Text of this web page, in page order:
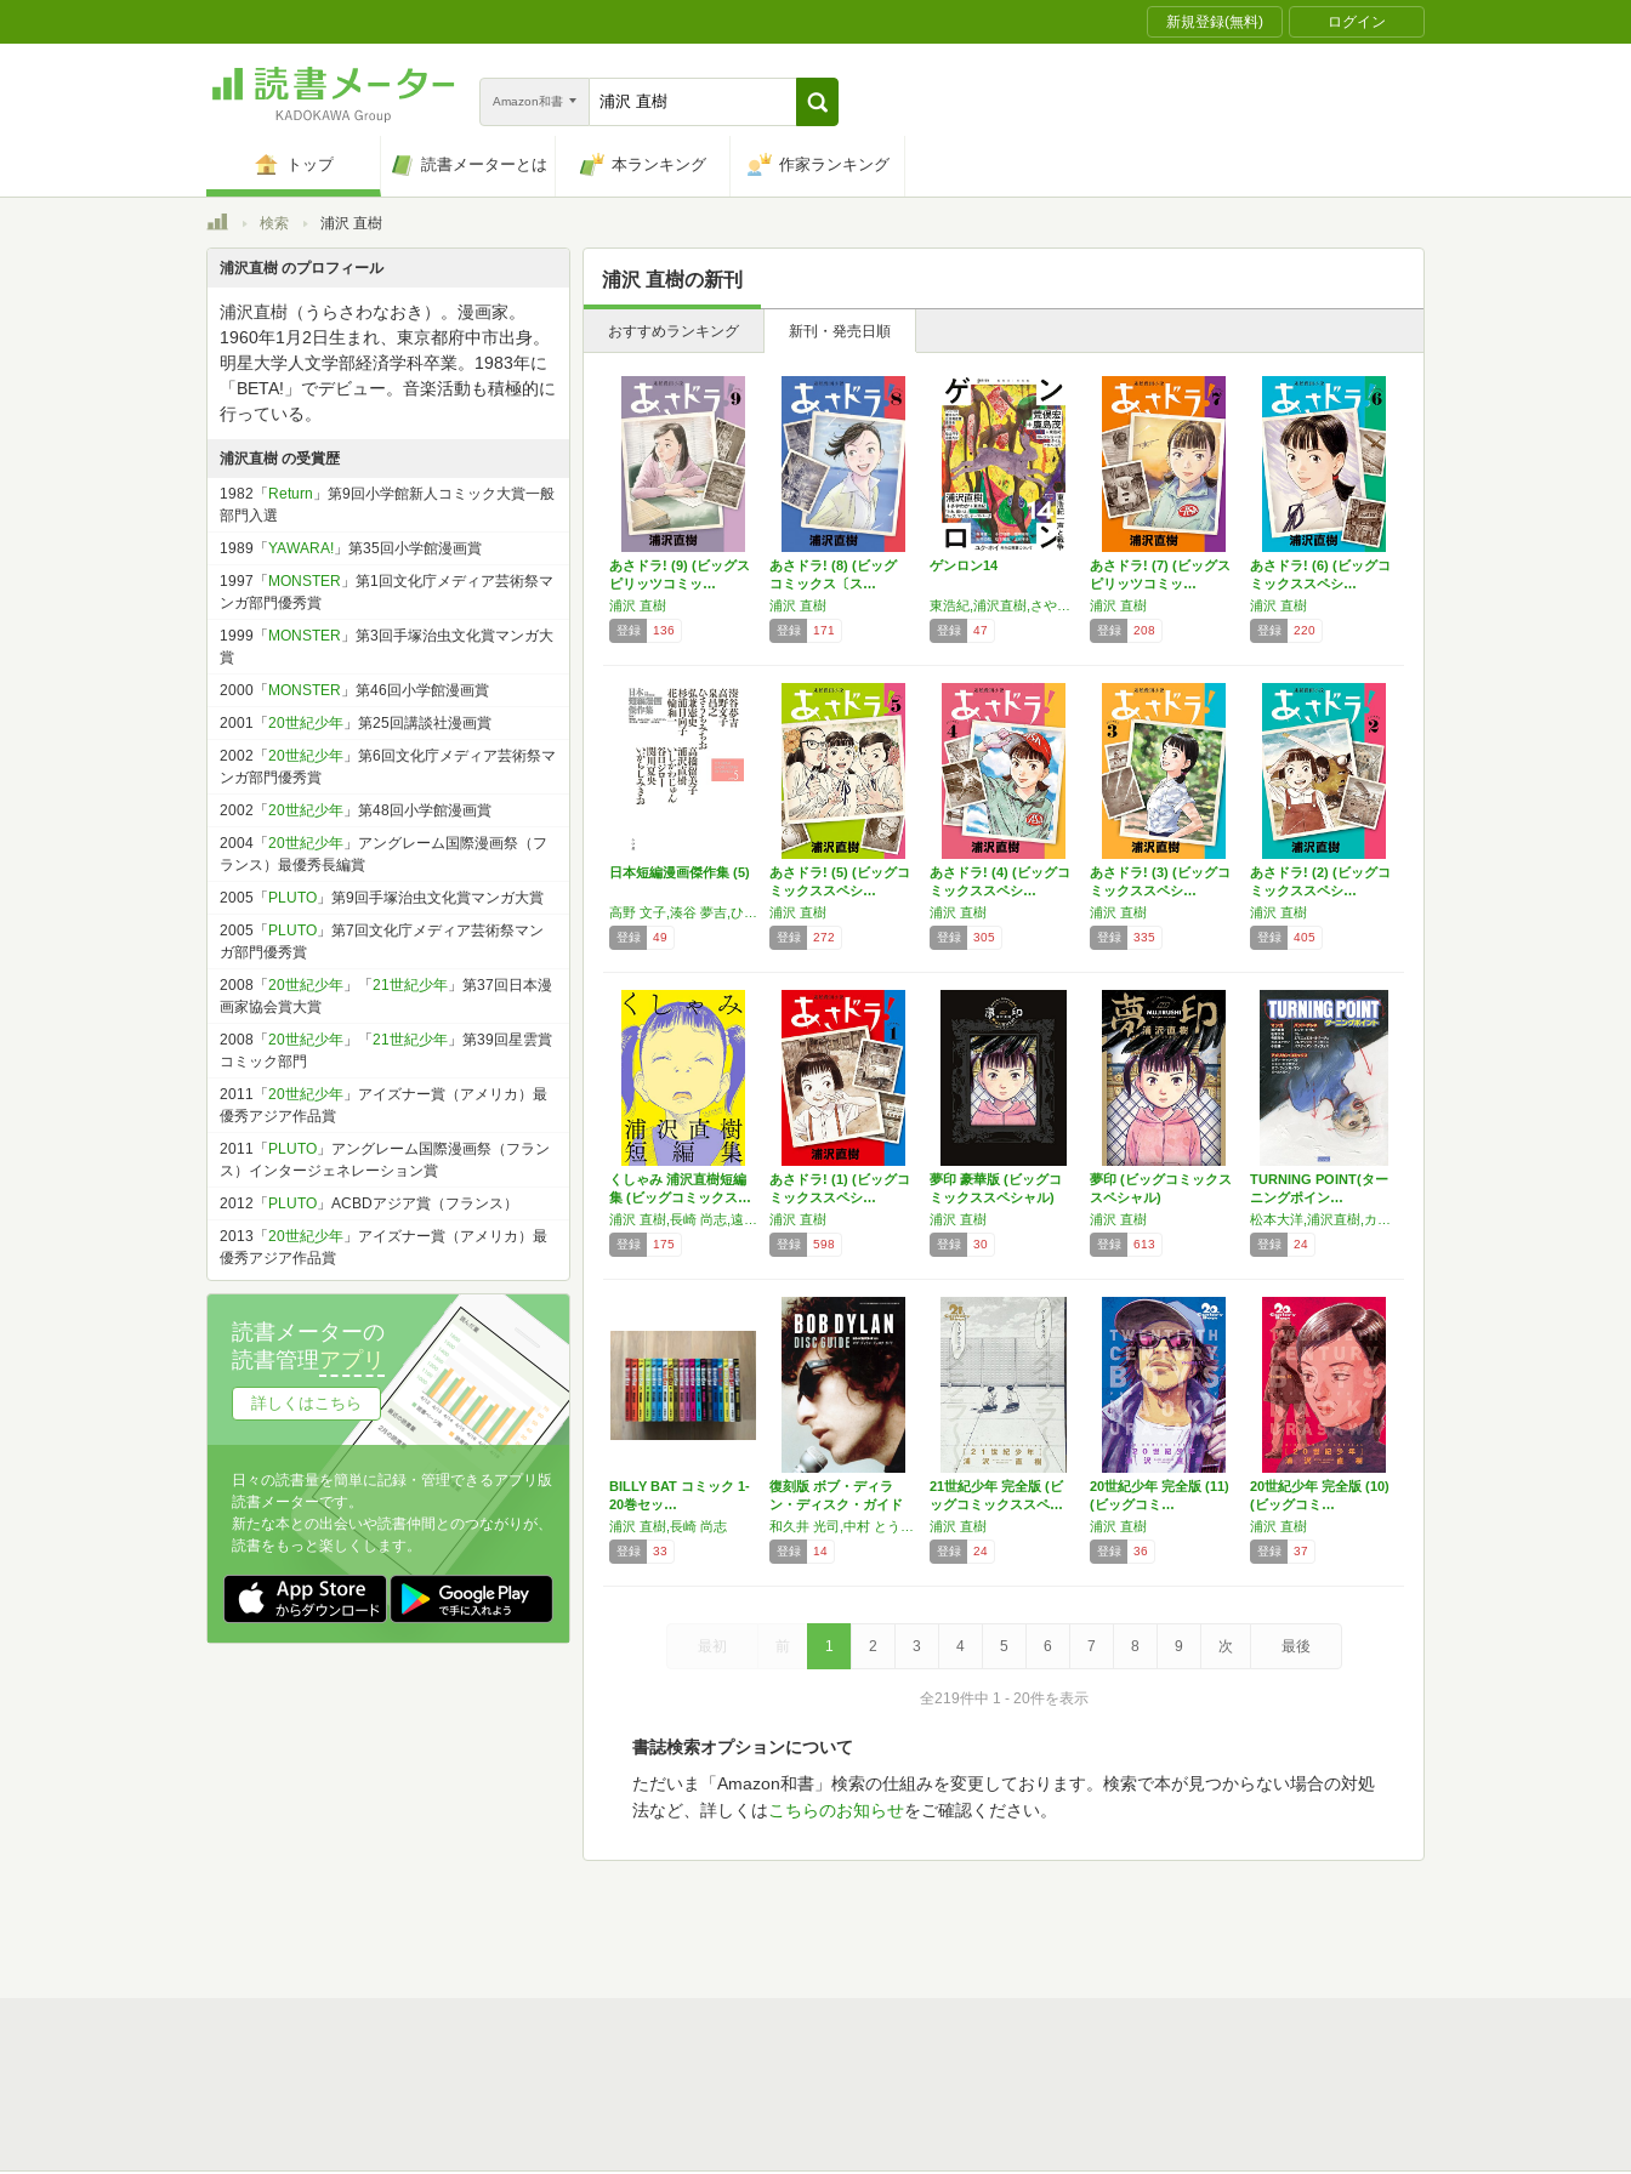
新規登録(無料) ログイン
Amazon和書
トップ 読書メーターとは 本ランキング 作家ランキング
トップ検索 浦沢 直樹
浦沢 直樹の新刊
おすすめランキング 新刊・発売日順
あさドラ! (9) (ビッグス
ピリッツコミッ…
浦沢 直樹
登録 136
あさドラ! (8) (ビッグ
コミックス〔ス…
浦沢 直樹
登録 171
ゲンロン14
登録 47
あさドラ! (7) (ビッグス
ピリッツコミッ…
浦沢 直樹
登録 208
あさドラ! (6) (ビッグコ
ミックススペシ…
浦沢 直樹
登録 220
日本短編漫画傑作集 (5)
登録 49
あさドラ! (5) (ビッグコ
ミックススペシ…
浦沢 直樹
登録 272
あさドラ! (4) (ビッグコ
ミックススペシ…
浦沢 直樹
登録 305
あさドラ! (3) (ビッグコ
ミックススペシ…
浦沢 直樹
登録 335
あさドラ! (2) (ビッグコ
ミックススペシ…
浦沢 直樹
登録 405
くしゃみ 浦沢直樹短編
集 (ビッグコミックス…
登録 175
あさドラ! (1) (ビッグコ
ミックススペシ…
浦沢 直樹
登録 598
夢印 豪華版 (ビッグコ
ミックススペシャル)
浦沢 直樹
登録 30
夢印 (ビッグコミックス
スペシャル)
浦沢 直樹
登録 613
TURNING POINT(ター
ニングポイン…
登録 24
BILLY BAT コミック 1-
20巻セッ…
浦沢 直樹,長崎 尚志
登録 33
復刻版 ボブ・ディラ
ン・ディスク・ガイド
登録 14
21世紀少年 完全版 (ビ
ッグコミックススペ…
浦沢 直樹
登録 24
20世紀少年 完全版 (11)
(ビッグコミ…
浦沢 直樹
登録 36
20世紀少年 完全版 (10)
(ビッグコミ…
浦沢 直樹
登録 37
最初 前 1 2 3 4 5 6 7 8 9 次 最後
全219件中 1 - 20件を表示
書誌検索オプションについて
ただいま「Amazon和書」検索の仕組みを変更しております。検索で本が見つからない場合の対処
法など、詳しくはこちらのお知らせをご確認ください。
浦沢直樹 のプロフィール
浦沢直樹（うらさわなおき）。漫画家。
1960年1月2日生まれ、東京都府中市出身。
明星大学人文学部経済学科卒業。1983年に
「BETA!」でデビュー。音楽活動も積極的に
行っている。
浦沢直樹 の受賞歴
1982「 Return 」第9回小学館新人コミック大賞一般
部門入選
1989「 YAWARA! 」第35回小学館漫画賞
1997「 MONSTER 」第1回文化庁メディア芸術祭マ
ンガ部門優秀賞
1999「 MONSTER 」第3回手塚治虫文化賞マンガ大
賞
2000「 MONSTER 」第46回小学館漫画賞
2001「 20世紀少年 」第25回講談社漫画賞
2002「 20世紀少年 」第6回文化庁メディア芸術祭マ
ンガ部門優秀賞
2002「 20世紀少年 」第48回小学館漫画賞
2004「 20世紀少年 」アングレーム国際漫画祭（フ
ランス）最優秀長編賞
2005「 PLUTO 」第9回手塚治虫文化賞マンガ大賞
2005「 PLUTO 」第7回文化庁メディア芸術祭マン
ガ部門優秀賞
2008「 20世紀少年 」「 21世紀少年 」第37回日本漫
画家協会賞大賞
2008「 20世紀少年 」「 21世紀少年 」第39回星雲賞
コミック部門
2011「 20世紀少年 」アイズナー賞（アメリカ）最
優秀アジア作品賞
2011「 PLUTO 」アングレーム国際漫画祭（フラン
ス）インタージェネレーション賞
2012「 PLUTO 」ACBDアジア賞（フランス）
2013「 20世紀少年 」アイズナー賞（アメリカ）最
優秀アジア作品賞
読書メーターの
読書管理アプリ
詳しくはこちら
日々の読書量を簡単に記録・管理できるアプリ版
読書メーターです。
新たな本との出会いや読書仲間とのつながりが、
読書をもっと楽しくします。